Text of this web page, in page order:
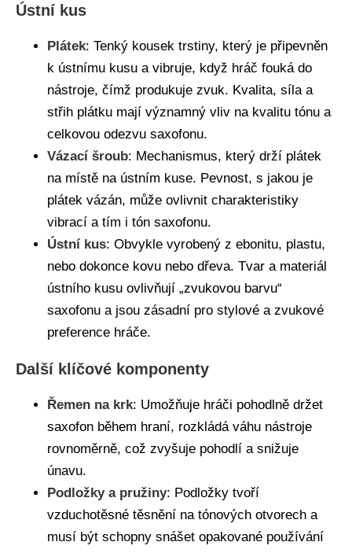
Ústní kus
Plátek: Tenký kousek trstiny, který je připevněn
k ústnímu kusu a vibruje, když hráč fouká do
nástroje, čímž produkuje zvuk. Kvalita, síla a
střih plátku mají významný vliv na kvalitu tónu a
celkovou odezvu saxofonu.
Vázací šroub: Mechanismus, který drží plátek
na místě na ústním kuse. Pevnost, s jakou je
plátek vázán, může ovlivnit charakteristiky
vibrací a tím i tón saxofonu.
Ústní kus: Obvykle vyrobený z ebonitu, plastu,
nebo dokonce kovu nebo dřeva. Tvar a materiál
ústního kusu ovlivňují „zvukovou barvu“
saxofonu a jsou zásadní pro stylové a zvukové
preference hráče.
Další klíčové komponenty
Řemen na krk: Umožňuje hráči pohodlně držet
saxofon během hraní, rozkládá váhu nástroje
rovnoměrně, což zvyšuje pohodlí a snižuje
únavu.
Podložky a pružiny: Podložky tvoří
vzduchotěsné těsnění na tónových otvorech a
musí být schopny snášet opakované používání